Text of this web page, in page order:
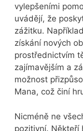
vylepšeními
uvádějí, že
zážitku.
získání nových
prostřednictvím
zajímavějším a
možnost
Mana, což činí
Nicméně ne
pozitivní. Někteří